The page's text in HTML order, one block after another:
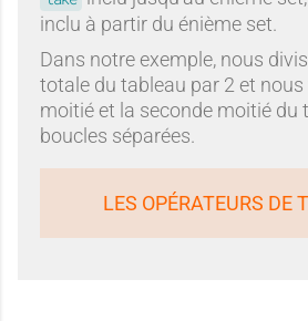
inclu à partir du énième set.
Dans notre exemple, nous
totale du tableau par 2 et
moitié et la seconde moitié du
boucles séparées.
LES OPÉRATEURS DE